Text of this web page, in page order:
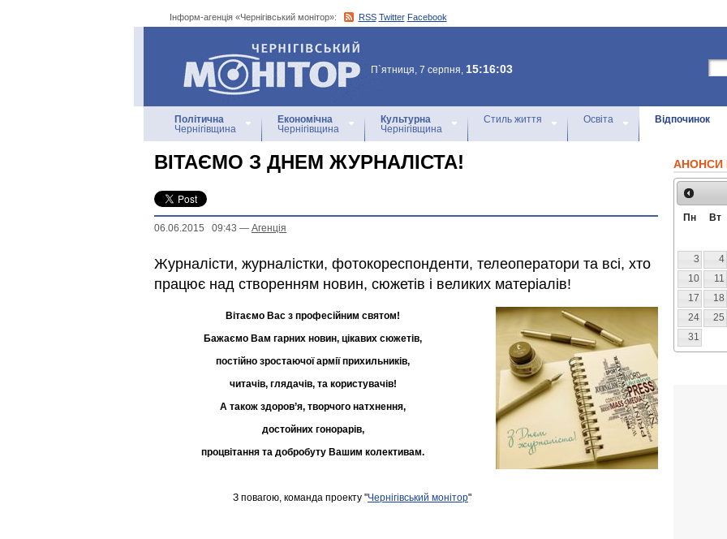
Інформ-агенція «Чернігівський монітор»: RSS Twitter Facebook
Інформ-агенція
«Чернігівський монітор»
П`ятниця, 7 серпня, 15:16:03
Політична
Чернігівщина
Економічна
Чернігівщина
Культурна
Чернігівщина
Стиль життя Освіта Відпочинок
ВІТАЄМО З ДНЕМ ЖУРНАЛІСТА!
06.06.2015 09:43 — Агенцiя
Журналісти, журналістки, фотокореспонденти, телеоператори та всі, хто
працює над створенням новин, сюжетів і великих матеріалів!
Вітаємо Вас з професійним святом!
Бажаємо Вам гарних новин, цікавих сюжетів,
постійно зростаючої армії прихильників,
читачів, глядачів, та користувачів!
А також здоров’я, творчого натхнення,
достойних гонорарів,
процвітання та добробуту Вашим колективам.
З повагою, команда проекту "Чернігівський монітор"
АНОНСИ
Пн Вт
3
4
10
11
17
18
24
25
31